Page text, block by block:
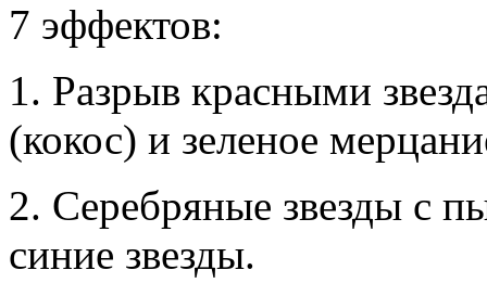
7 эффектов:
1. Разрыв красными
(кокос) и зеленое
2. Серебряные звезды с
синие звезды.